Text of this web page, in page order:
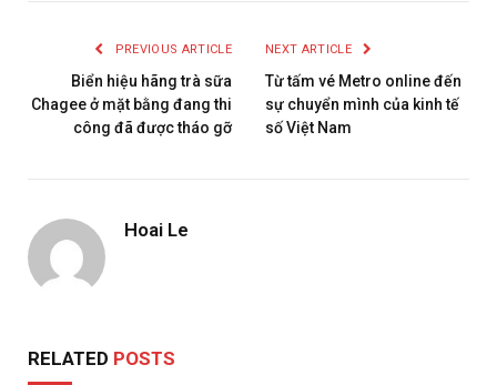
PREVIOUS ARTICLE
Biển hiệu hãng trà sữa
Chagee ở mặt bằng đang thi
công đã được tháo gỡ
NEXT ARTICLE
Từ tấm vé Metro online đến
sự chuyển mình của kinh tế
số Việt Nam
Hoai Le
RELATED POSTS